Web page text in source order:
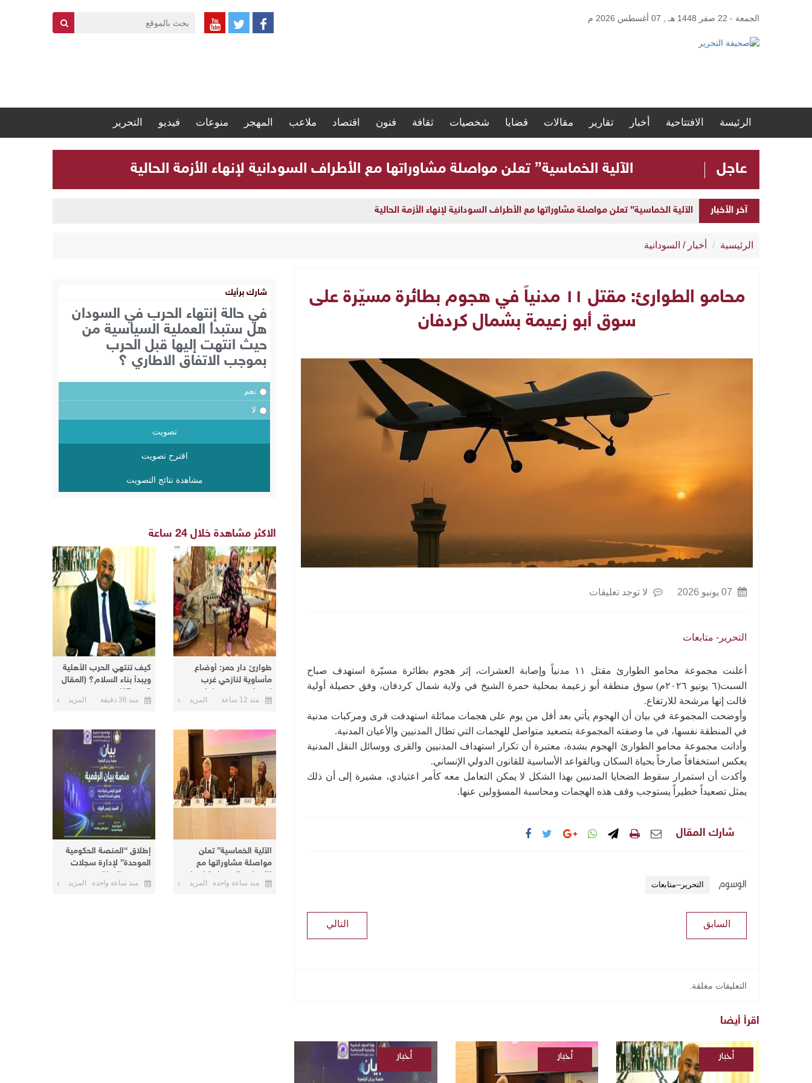
الجمعة - 22 صفر 1448 هـ , 07 أغسطس 2026 م
الرئيسة الافتتاحية أخبار تقارير مقالات قضايا شخصيات ثقافة فنون اقتصاد ملاعب المهجر منوعات فيديو التحرير
عاجل الآلية الخماسية” تعلن مواصلة مشاوراتها مع الأطراف السودانية لإنهاء الأزمة الحالية
آخر الأخبار الآلية الخماسية” تعلن مواصلة مشاوراتها مع الأطراف السودانية لإنهاء الأزمة الحالية
إطلاق “المنصة الحكومية الموحدة” لإدارة سجلات موظفي الدولة
الرئيسية أخبار / السودانية
محامو الطوارئ: مقتل ١١ مدنياً في هجوم بطائرة مسيّرة على
سوق أبو زعيمة بشمال كردفان
لا توجد تعليقات
التحرير- متابعات
أعلنت مجموعة محامو الطوارئ مقتل ١١ مدنياً وإصابة العشرات، إثر هجوم بطائرة مسيّرة استهدف صباح
السبت(٦ يونيو ٢٠٢٦م) سوق منطقة أبو زعيمة بمحلية حمرة الشيخ في ولاية شمال كردفان، وفق حصيلة أولية
قالت إنها مرشحة للارتفاع.
وأوضحت المجموعة في بيان أن الهجوم يأتي بعد أقل من يوم على هجمات مماثلة استهدفت قرى ومركبات مدنية
في المنطقة نفسها، في ما وصفته المجموعة بتصعيد متواصل للهجمات التي تطال المدنيين والأعيان المدنية.
وأدانت مجموعة محامو الطوارئ الهجوم بشدة، معتبرة أن تكرار استهداف المدنيين والقرى ووسائل النقل المدنية
يعكس استخفافاً صارخاً بحياة السكان وبالقواعد الأساسية للقانون الدولي الإنساني.
وأكدت أن استمرار سقوط الضحايا المدنيين بهذا الشكل لا يمكن التعامل معه كأمر اعتيادي، مشيرة إلى أن ذلك
يمثل تصعيداً خطيراً يستوجب وقف هذه الهجمات ومحاسبة المسؤولين عنها.
شارك المقال
الوسوم التحرير--متابعات
التالي السابق
التعليقات مغلقة.
اقرأ أيضا
أخبار
أخبار
/
أخبار
شارك برأيك
في حالة إنتهاء الحرب في السودان
هل ستبدأ العملية السياسية من
حيث انتهت إليها قبل الحرب
بموجب الاتفاق الاطاري ؟
نعم
لا
تصويت
اقترح تصويت
مشاهدة نتائج التصويت
الاكثر مشاهدة خلال 24 ساعة
طوارئ دار حمر: أوضاع
مأساوية لنازحي غرب
كردفان في معسكرات
الأبيض
منذ 12 ساعة المزيد
كيف تنتهي الحرب الأهلية
ويبدأ بناء السلام؟ (المقال
8 من 17)
منذ 36 دقيقة المزيد
الآلية الخماسية” تعلن
مواصلة مشاوراتها مع
الأطراف السودانية لإنهاء
الأزمة الحالية
منذ ساعة واحدة المزيد
إطلاق “المنصة الحكومية
الموحدة” لإدارة سجلات
موظفي الدولة
منذ ساعة واحدة المزيد